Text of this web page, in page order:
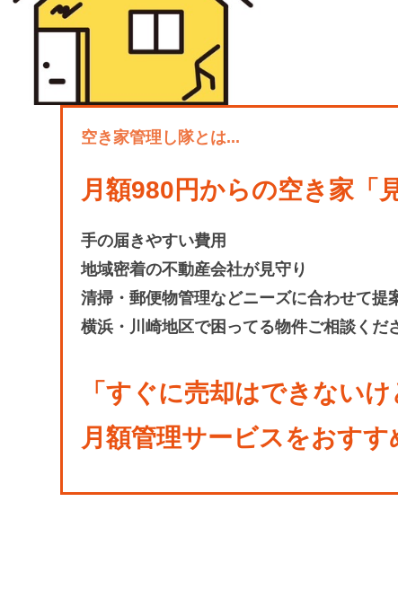
空き家管理し隊とは...
月額980円からの空き家「
手の届きやすい費用
地域密着の不動産会社が見守り
清掃・郵便物管理などニーズに合わせて提
横浜・川崎地区で困ってる物件ご相談くだ
「すぐに売却はできないけ
月額管理サービスをおすす